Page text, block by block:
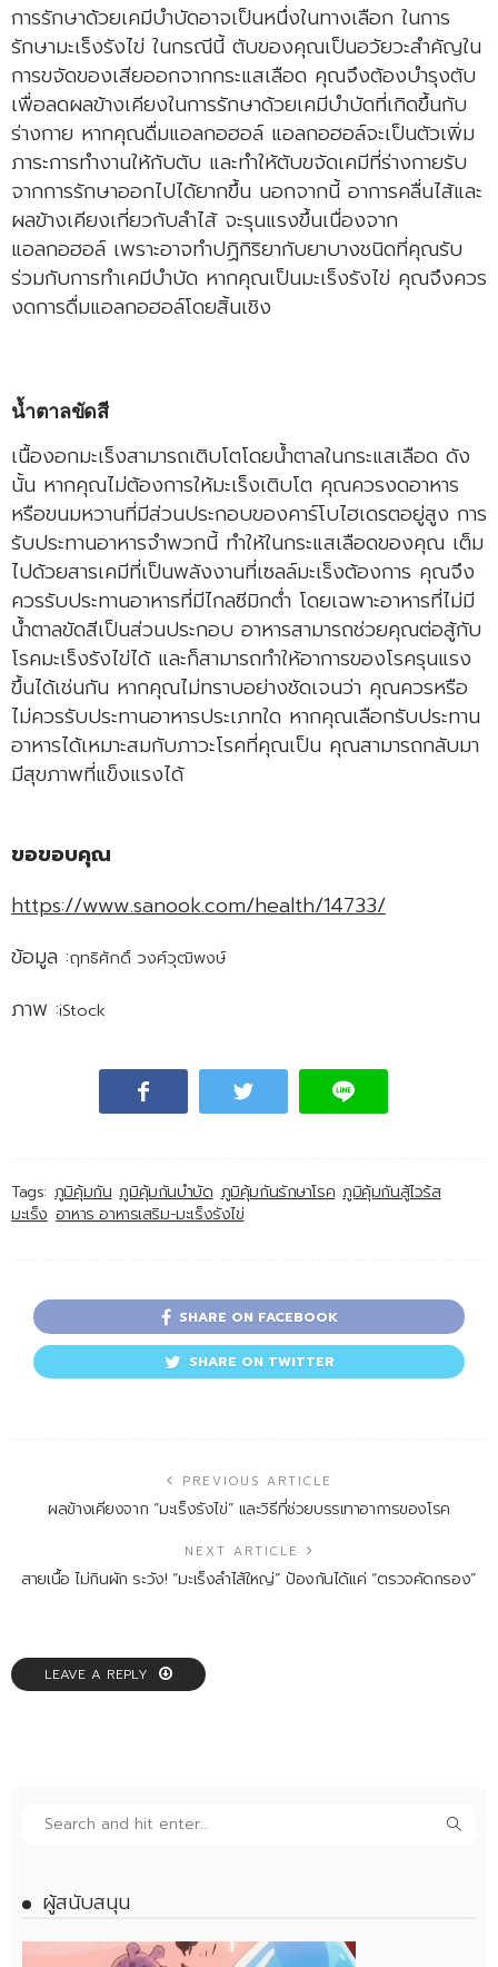
การรักษาด้วยเคมีบำบัดอาจเป็นหนึ่งในทางเลือก ในการ
รักษามะเร็งรังไข่ ในกรณีนี้ ตับของคุณเป็นอวัยวะสำคัญใน
การขจัดของเสียออกจากกระแสเลือด คุณจึงต้องบำรุงตับ
เพื่อลดผลข้างเคียงในการรักษาด้วยเคมีบำบัดที่เกิดขึ้นกับ
ร่างกาย หากคุณดื่มแอลกอฮอล์ แอลกอฮอล์จะเป็นตัวเพิ่ม
ภาระการทำงานให้กับตับ และทำให้ตับขจัดเคมีที่ร่างกายรับ
จากการรักษาออกไปได้ยากขึ้น นอกจากนี้ อาการคลื่นไส้และ
ผลข้างเคียงเกี่ยวกับลำไส้ จะรุนแรงขึ้นเนื่องจาก
แอลกอฮอล์ เพราะอาจทำปฏิกิริยากับยาบางชนิดที่คุณรับ
ร่วมกับการทำเคมีบำบัด หากคุณเป็นมะเร็งรังไข่ คุณจึงควร
งดการดื่มแอลกอฮอล์โดยสิ้นเชิง
น้ำตาลขัดสี
เนื้องอกมะเร็งสามารถเติบโตโดยน้ำตาลในกระแสเลือด ดัง
นั้น หากคุณไม่ต้องการให้มะเร็งเติบโต คุณควรงดอาหาร
หรือขนมหวานที่มีส่วนประกอบของคาร์โบไฮเดรตอยู่สูง การ
รับประทานอาหารจำพวกนี้ ทำให้ในกระแสเลือดของคุณ เต็ม
ไปด้วยสารเคมีที่เป็นพลังงานที่เซลล์มะเร็งต้องการ คุณจึง
ควรรับประทานอาหารที่มีไกลซีมิกต่ำ โดยเฉพาะอาหารที่ไม่มี
น้ำตาลขัดสีเป็นส่วนประกอบ อาหารสามารถช่วยคุณต่อสู้กับ
โรคมะเร็งรังไข่ได้ และก็สามารถทำให้อาการของโรครุนแรง
ขึ้นได้เช่นกัน หากคุณไม่ทราบอย่างชัดเจนว่า คุณควรหรือ
ไม่ควรรับประทานอาหารประเภทใด หากคุณเลือกรับประทาน
อาหารได้เหมาะสมกับภาวะโรคที่คุณเป็น คุณสามารถกลับมา
มีสุขภาพที่แข็งแรงได้
ขอขอบคุณ
https://www.sanook.com/health/14733/
ข้อมูล :ฤทธิศักดิ์ วงศ์วุฒิพงษ์
ภาพ :iStock
Tags: ภูมิคุ้มกัน ภูมิคุ้มกันบำบัด ภูมิคุ้มกันรักษาโรค ภูมิคุ้มกันสู้ไวร้ส
มะเร็ง อาหาร อาหารเสริม-มะเร็งรังไข่
SHARE ON FACEBOOK
SHARE ON TWITTER
PREVIOUS ARTICLE
ผลข้างเคียงจาก “มะเร็งรังไข่” และวิธีที่ช่วยบรรเทาอาการของโรค
NEXT ARTICLE
สายเนื้อ ไม่กินผัก ระวัง! “มะเร็งลำไส้ใหญ่” ป้องกันได้แค่ “ตรวจคัดกรอง”
LEAVE A REPLY
ผู้สนับสนุน